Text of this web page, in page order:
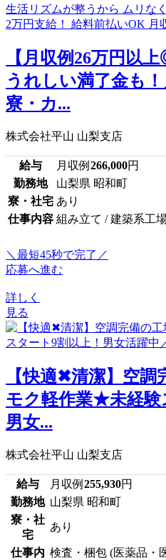
【月収例26万円以
うれしい満了金も
寮・カ...
株式会社平山 山梨支店
給与 月収例 266,000円
勤務地
山梨県 昭和町
寮・社宅 あり
仕事内容 組み立て / 建築系工
＼最短45秒で完了／
応募へ進む
詳しく
見る
【快適✖清潔】空調
モク軽作業★未経験
男女...
株式会社平山 山梨支店
給与 月収例 255,930円
勤務地 山梨県 昭和町
寮・社
宅
あり
仕事内 検査・梱包 (医薬品・